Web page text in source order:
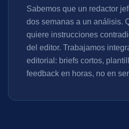
Sabemos que un redactor
dos semanas a un análisis.
quiere instrucciones
del editor. Trabajamos
editorial: briefs cortos,
feedback en horas, no en